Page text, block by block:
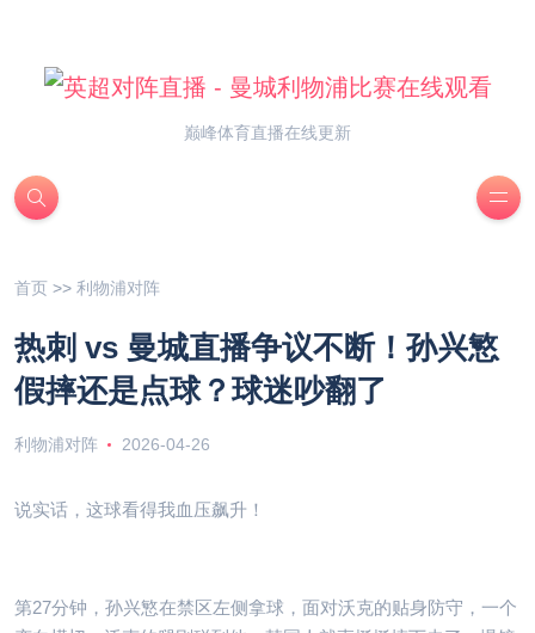
巅峰体育直播在线更新
首页 >> 利物浦对阵
热刺 vs 曼城直播争议不断！孙兴慜
假摔还是点球？球迷吵翻了
利物浦对阵 2026-04-26
说实话，这球看得我血压飙升！
第27分钟，孙兴慜在禁区左侧拿球，面对沃克的贴身防守，一个